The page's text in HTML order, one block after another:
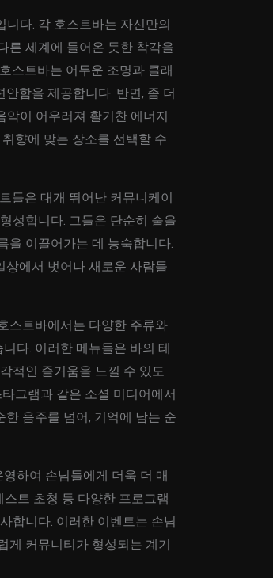
다. 각 호스트바는 자신만의
른 세계에 들어온 듯한 착각을
스트바는 어두운 조명과 클래
함을 제공합니다. 반면, 좀 더
악이 어우러져 활기찬 에너지
향에 맞는 장소를 선택할 수
들은 대개 뛰어난 커뮤니케이
성합니다. 그들은 단순히 술을
을 이끌어가는 데 능숙합니다.
상에서 벗어나 새로운 사람들
스트바에서는 다양한 주류와
다. 이러한 메뉴들은 바의 테
적인 즐거움을 느낄 수 있도
그램과 같은 소셜 미디어에서
음주를 넘어, 기억에 남는 순
하여 손님들에게 더욱 더 매
트 초청 등 다양한 프로그램
합니다. 이러한 이벤트는 손님
게 커뮤니티가 형성되는 계기